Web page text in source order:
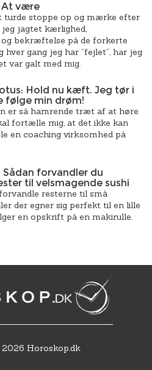
At være
turde stoppe op og mærke efter
jeg jagtet kærlighed,
og bekræftelse på de forkerte
hver gang jeg har ”fejlet”, har jeg
var galt med mig.
Hold nu kæft. Jeg tør i
følge min drøm!
er så hamrende træt af at høre
fortælle mig, at det ikke kan
en coaching virksomhed på
Sådan forvandler du
til velsmagende sushi
resterne til små
der egner sig perfekt til en lille
en opskrift på en makirulle.
Horoskop.dk